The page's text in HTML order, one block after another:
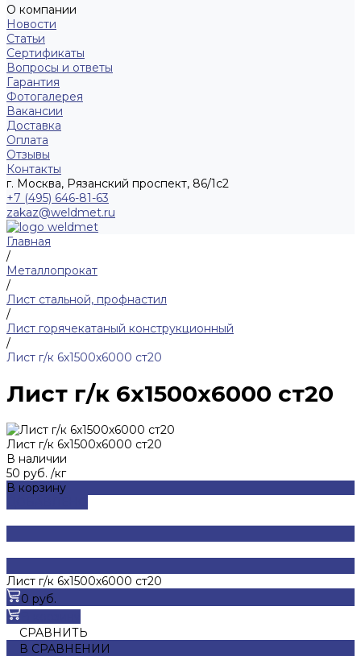
О компании
Новости
Статьи
Сертификаты
Вопросы и ответы
Гарантия
Фотогалерея
Вакансии
Доставка
Оплата
Отзывы
Контакты
г. Москва, Рязанский проспект, 86/1с2
+7 (495) 646-81-63
zakaz@weldmet.ru
Главная
/
Металлопрокат
/
Лист стальной, профнастил
/
Лист горячекатаный конструкционный
/
Лист г/к 6х1500х6000 ст20
Лист г/к 6х1500х6000 ст20
Лист г/к 6х1500х6000 ст20
В наличии
50 руб. /кг
В корзину
Лист г/к 6х1500х6000 ст20
0 руб.
СРАВНИТЬ
В СРАВНЕНИИ